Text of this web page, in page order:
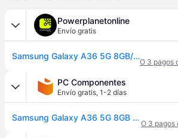
Powerplanetonline
Envío gratis
Samsung Galaxy A36 5G 8GB/256GB Lima
O 3 pagos
PC Componentes
Envío gratis, 1-2 días
Samsung Galaxy A36 5G 8GB 256GB 6.7" Lima Versión Internacional
O 3 pagos